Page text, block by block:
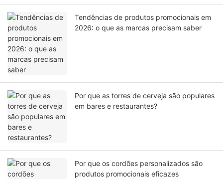
Tendências de produtos promocionais em
2026: o que as marcas precisam saber
Por que as torres de cerveja são populares
em bares e restaurantes?
Por que os cordões personalizados são
produtos promocionais eficazes